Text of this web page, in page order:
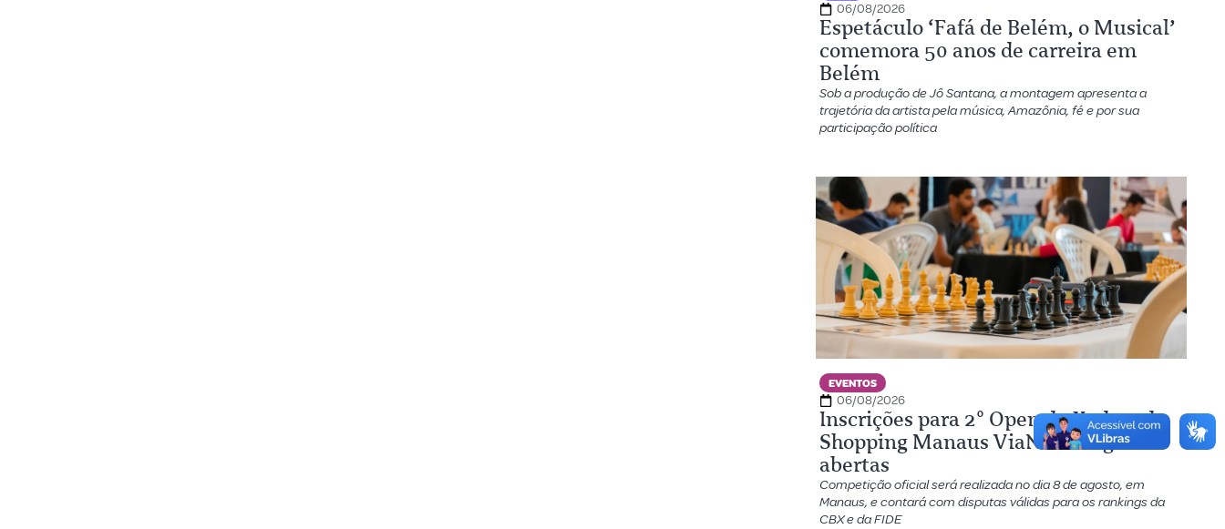
06/08/2026
Espetáculo ‘Fafá de Belém, o Musical’
comemora 50 anos de carreira em
Belém
Sob a produção de Jô Santana, a montagem apresenta a
trajetória da artista pela música, Amazônia, fé e por sua
participação política
EVENTOS
06/08/2026
Inscrições para 2º Open de Xadrez do
Shopping Manaus ViaNorte seguem
abertas
Competição oficial será realizada no dia 8 de agosto, em
Manaus, e contará com disputas válidas para os rankings da
CBX e da FIDE